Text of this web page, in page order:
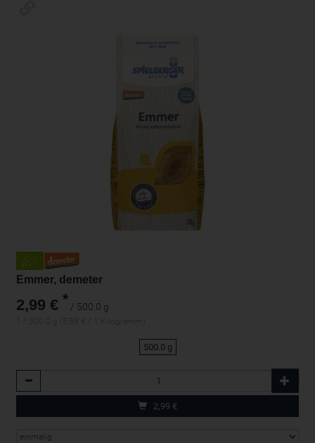
Emmer, demeter
2,99 € * / 500.0 g
500.0 g
2,99 €